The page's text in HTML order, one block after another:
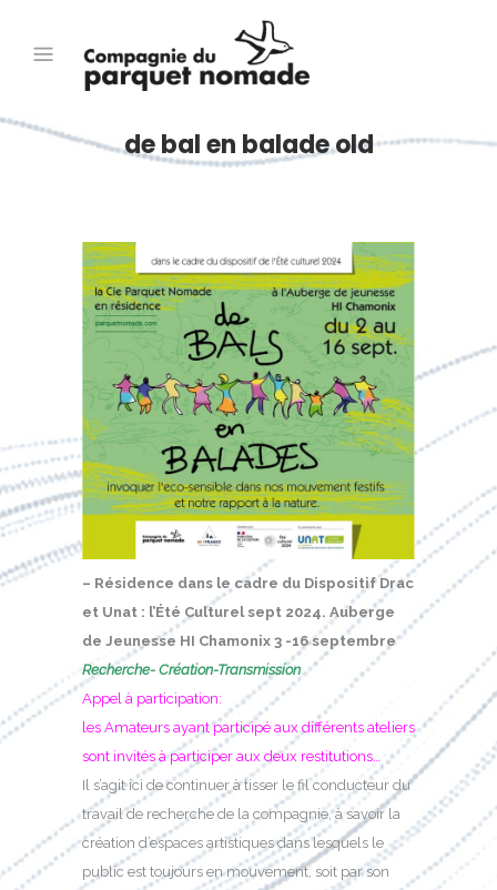
de bal en balade old
– Résidence dans le cadre du Dispositif Drac
et Unat : l’Été Culturel sept 2024. Auberge
de Jeunesse HI Chamonix 3 -16 septembre
Recherche- Création-Transmission
Appel à participation:
les Amateurs ayant participé aux différents ateliers
sont invités à participer aux deux restitutions…
Il s’agit ici de continuer à tisser le fil conducteur du
travail de recherche de la compagnie, à savoir la
création d’espaces artistiques dans lesquels le
public est toujours en mouvement, soit par son